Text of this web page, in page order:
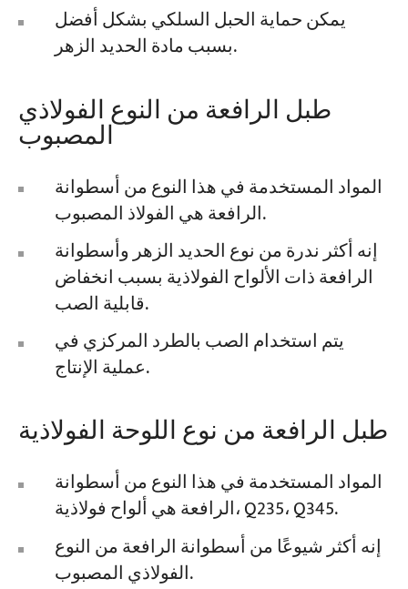
يمكن حماية الحبل السلكي بشكل أفضل
بسبب مادة الحديد الزهر.
طبل الرافعة من النوع الفولاذي
المصبوب
المواد المستخدمة في هذا النوع من أسطوانة
الرافعة هي الفولاذ المصبوب.
إنه أكثر ندرة من نوع الحديد الزهر وأسطوانة
الرافعة ذات الألواح الفولاذية بسبب انخفاض
قابلية الصب.
يتم استخدام الصب بالطرد المركزي في
عملية الإنتاج.
طبل الرافعة من نوع اللوحة الفولاذية
المواد المستخدمة في هذا النوع من أسطوانة
الرافعة هي ألواح فولاذية، Q235، Q345.
إنه أكثر شيوعًا من أسطوانة الرافعة من النوع
الفولاذي المصبوب.